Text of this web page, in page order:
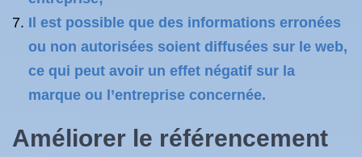
Il est possible que des informations erronées
ou non autorisées soient diffusées sur le web,
ce qui peut avoir un effet négatif sur la
marque ou l’entreprise concernée.
Améliorer le référencement